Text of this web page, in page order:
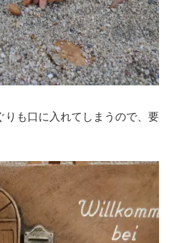
りも口に入れてしまうので、要